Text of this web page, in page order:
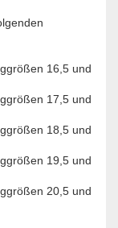
16,5 und
17,5 und
18,5 und
19,5 und
20,5 und